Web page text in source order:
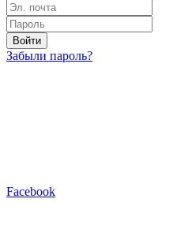
Войти
Забыли пароль?
Facebook